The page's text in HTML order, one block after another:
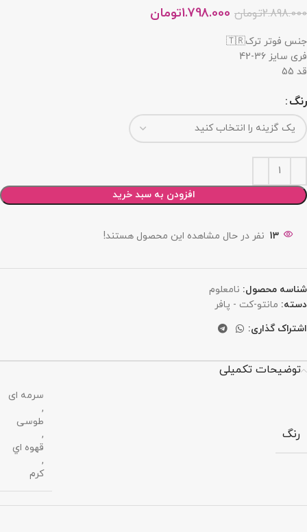
2.898.000تومان 1.798.000تومان
جنس فوتر ترک🇹🇷
فری سایز 36-42
قد 55
رنگ
افزودن به سبد خرید
13 نفر در حال مشاهده این محصول هستند!
شناسه محصول: نامعلوم
دسته: مانتو-کت - پافر
اشتراک گذاری:
توضیحات تکمیلی
رنگ
سرمه ای
,
طوسی
,
قهوه اي
,
کرم